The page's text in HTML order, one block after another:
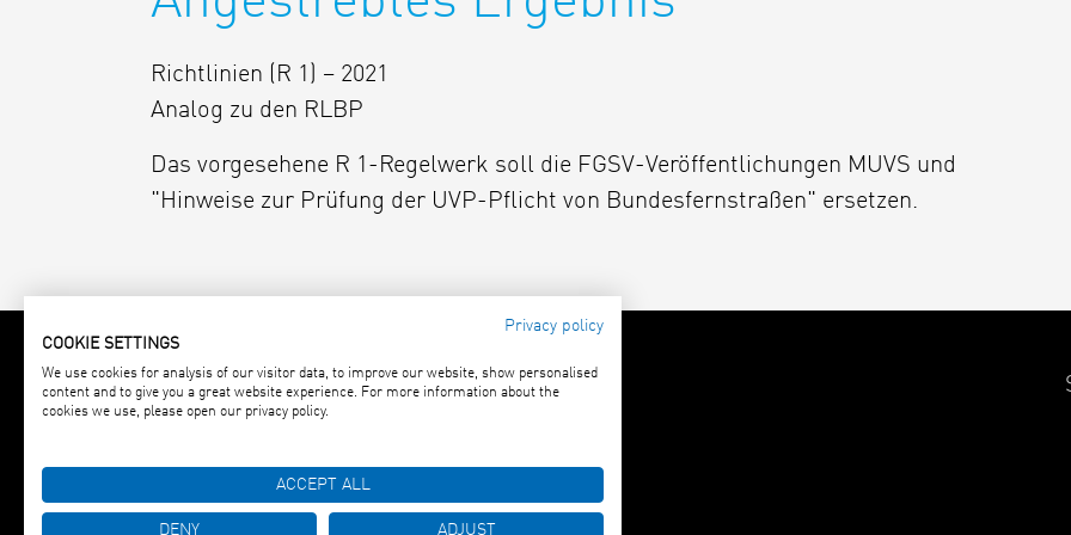
Richtlinien (R 1) – 2021
Analog zu den RLBP
Das vorgesehene R 1-Regelwerk soll die FGSV-Veröffentlichungen MUVS und
"Hinweise zur Prüfung der UVP-Pflicht von Bundesfernstraßen" ersetzen.
Forschungsgesellschaft für
Straßen- und Verkehrswesen e. V.
Tel.: (0221) 93 58 3-0 · Fax: (0221) 93 58 373
E-Mail:
Privacy policy
COOKIE SETTINGS
We use cookies for analysis of our visitor data, to improve our website, show personalised
content and to give you a great website experience. For more information about the
cookies we use, please open our privacy policy.
ACCEPT ALL
DENY ADJUST